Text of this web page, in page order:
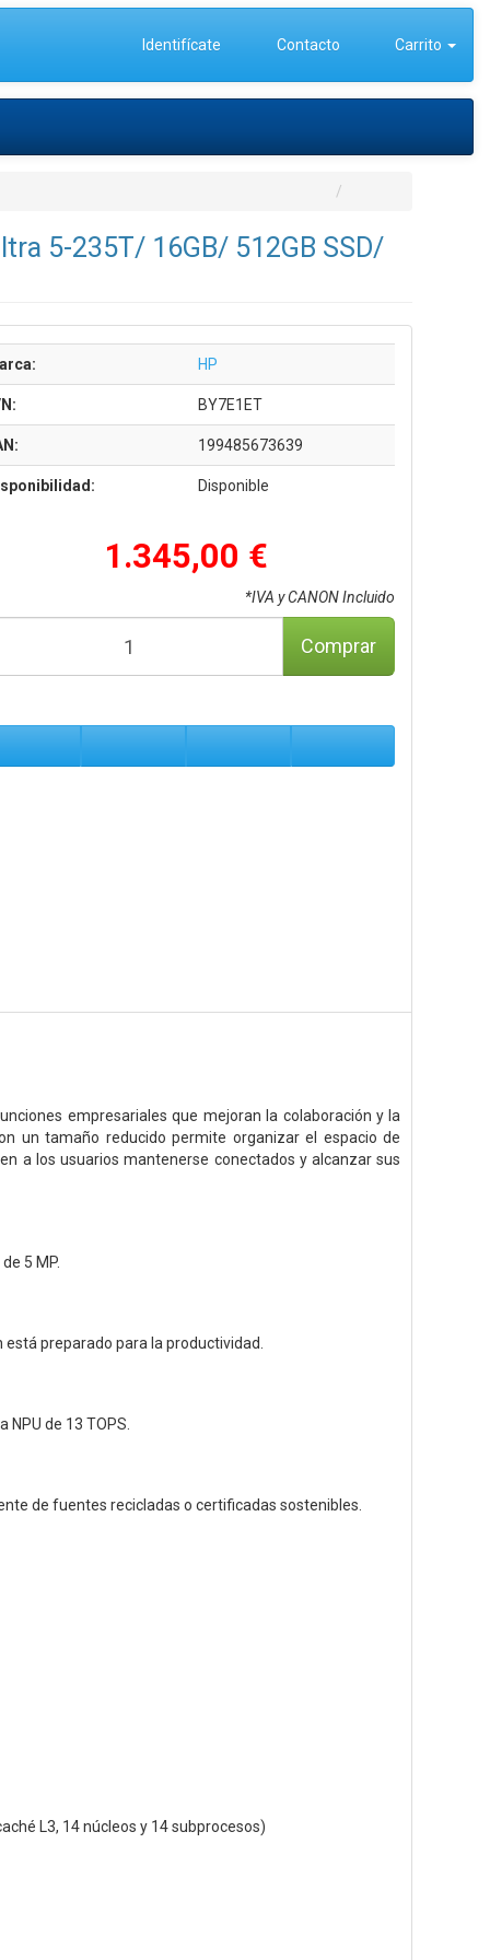
Identifícate Contacto Carrito
5-235T/ 16GB/ 512GB SSD/
HP
BY7E1ET
199485673639
Disponible
1.345,00 €
*IVA y CANON Incluido
Comprar
empresariales que mejoran la colaboración y la
un tamaño reducido permite organizar el espacio de
a los usuarios mantenerse conectados y alcanzar sus
5 MP.
preparado para la productividad.
de 13 TOPS.
de fuentes recicladas o certificadas sostenibles.
L3, 14 núcleos y 14 subprocesos)